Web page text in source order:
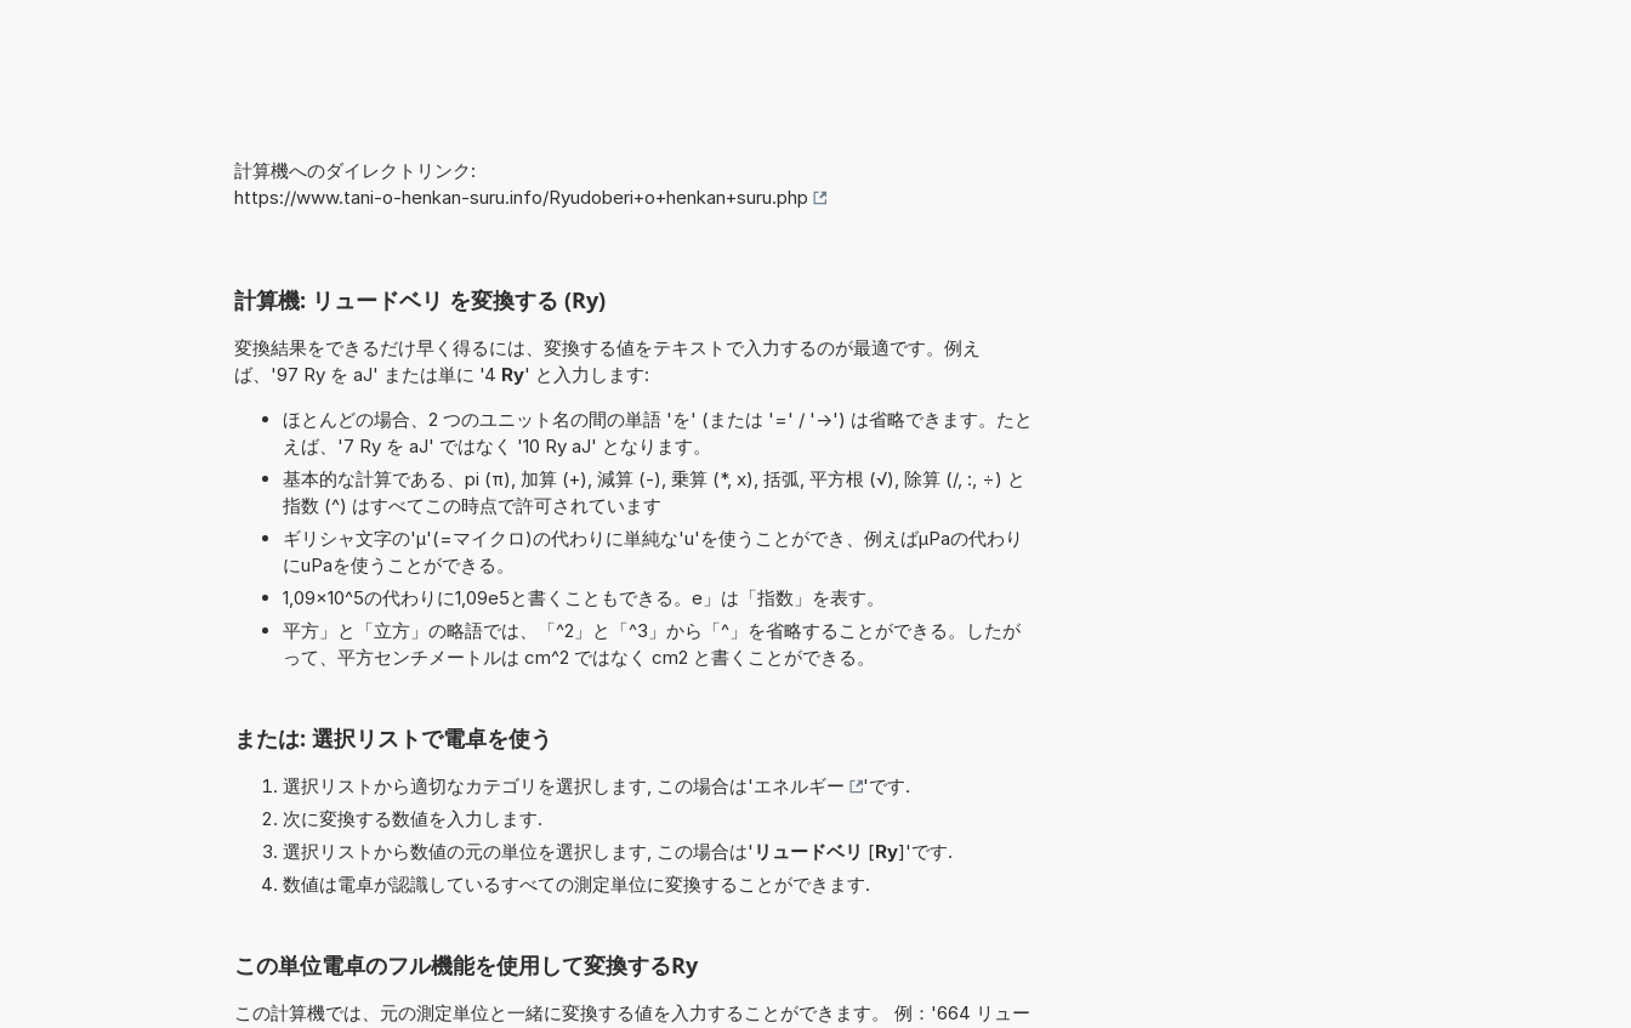
計算機へのダイレクトリンク:
https://www.tani-o-henkan-suru.info/Ryudoberi+o+henkan+suru.php
計算機: リュードベリ を変換する (Ry)
変換結果をできるだけ早く得るには、変換する値をテキストで入力するのが最適です。例え
ば、'97 Ry を aJ' または単に '4 Ry' と入力します:
ほとんどの場合、2 つのユニット名の間の単語 'を' (または '=' / '->') は省略できます。たと
えば、'7 Ry を aJ' ではなく '10 Ry aJ' となります。
基本的な計算である、pi (π), 加算 (+), 減算 (-), 乗算 (*, x), 括弧, 平方根 (√), 除算 (/, :, ÷) と
指数 (^) はすべてこの時点で許可されています
ギリシャ文字の'μ'(=マイクロ)の代わりに単純な'u'を使うことができ、例えばµPaの代わり
にuPaを使うことができる。
1,09×10^5の代わりに1,09e5と書くこともできる。e」は「指数」を表す。
平方」と「立方」の略語では、「^2」と「^3」から「^」を省略することができる。したが
って、平方センチメートルは cm^2 ではなく cm2 と書くことができる。
または: 選択リストで電卓を使う
選択リストから適切なカテゴリを選択します, この場合は'エネルギー
'です.
次に変換する数値を入力します.
選択リストから数値の元の単位を選択します, この場合は' リュードベリ [Ry]'です.
数値は電卓が認識しているすべての測定単位に変換することができます.
この単位電卓のフル機能を使用して変換するRy
この計算機では、元の測定単位と一緒に変換する値を入力することができます。 例：'664 リュー